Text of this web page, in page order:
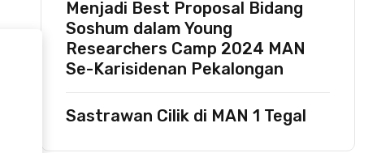
Menjadi Best Proposal Bidang
Soshum dalam Young
Researchers Camp 2024 MAN
Se-Karisidenan Pekalongan
Sastrawan Cilik di MAN 1 Tegal